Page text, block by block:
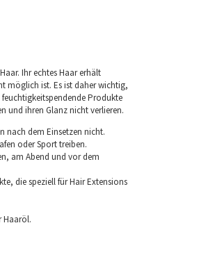
Ihr echtes Haar erhält
möglich ist. Es ist daher wichtig,
Produkte
und ihren Glanz nicht verlieren.
nach dem Einsetzen nicht.
oder Sport treiben.
am Abend und vor dem
die speziell für Hair Extensions
Haaröl.